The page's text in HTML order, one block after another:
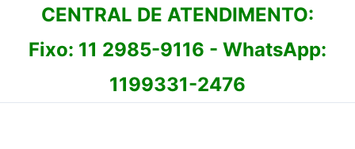
CENTRAL DE ATENDIMENTO:
Fixo: 11 2985-9116 - WhatsApp:
1199331-2476